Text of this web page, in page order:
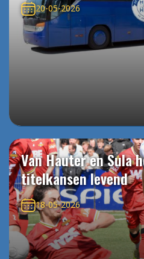
20-05-2026
Van Hauter en Sula
titelkansen levend
18-05-2026